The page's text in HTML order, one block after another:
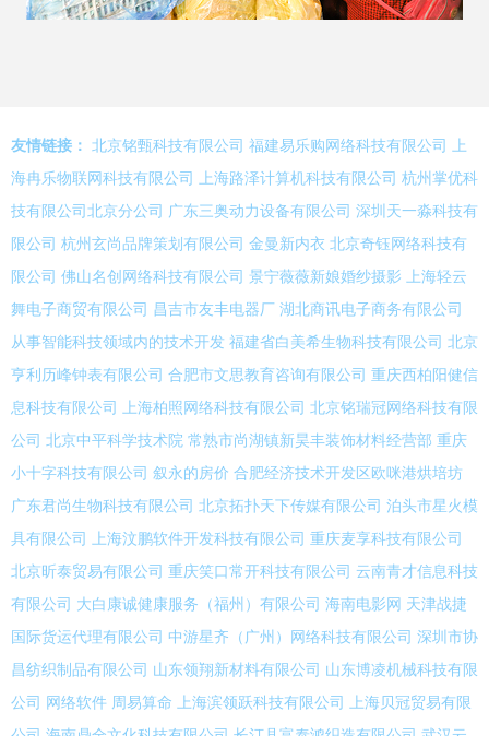
友情链接： 北京铭甄科技有限公司 福建易乐购网络科技有限公司
上
海冉乐物联网科技有限公司
上海路泽计算机科技有限公司 杭州掌优科
技有限公司北京分公司 广东三奥动力设备有限公司 深圳天一淼科技有
限公司 杭州玄尚品牌策划有限公司 金曼新内衣 北京奇钰网络科技有
限公司 佛山名创网络科技有限公司 景宁薇薇新娘婚纱摄影
上海轻云
舞电子商贸有限公司 昌吉市友丰电器厂 湖北商讯电子商务有限公司
从事智能科技领域内的技术开发 福建省白美希生物科技有限公司 北京
亨利历峰钟表有限公司 合肥市文思教育咨询有限公司 重庆西柏阳健信
息科技有限公司
上海柏照网络科技有限公司 北京铭瑞冠网络科技有限
公司 北京中平科学技术院 常熟市尚湖镇新昊丰装饰材料经营部 重庆
小十字科技有限公司 叙永的房价 合肥经济技术开发区欧咪港烘培坊
广东君尚生物科技有限公司 北京拓扑天下传媒有限公司 泊头市星火模
具有限公司
上海汶鹏软件开发科技有限公司 重庆麦享科技有限公司
北京昕泰贸易有限公司 重庆笑口常开科技有限公司 云南青才信息科技
有限公司 大白康诚健康服务（福州）有限公司 海南电影网 天津战捷
国际货运代理有限公司 中游星齐（广州）网络科技有限公司 深圳市协
昌纺织制品有限公司 山东领翔新材料有限公司 山东博凌机械科技有限
公司 网络软件 周易算命 上海滨领跃科技有限公司
上海贝冠贸易有限